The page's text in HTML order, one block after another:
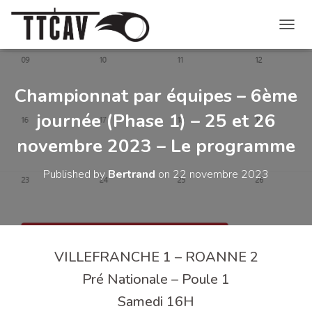
U
R
E
R
Championnat par équipes – 6ème
journée (Phase 1) – 25 et 26
novembre 2023 – Le programme
Published byBertrand on 22 novembre 2023
VILLEFRANCHE 1 – ROANNE 2
Pré Nationale – Poule 1
Samedi 16H